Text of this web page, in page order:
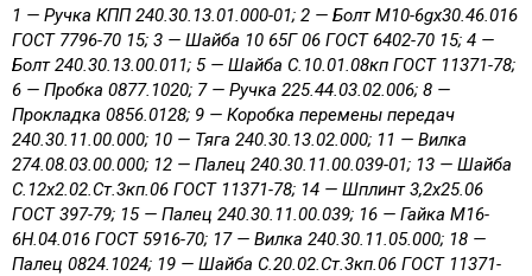
1 — Ручка КПП 240.30.13.01.000-01; 2 — Болт M10-6gx30.46.016
ГОСТ 7796-70 15; 3 — Шайба 10 65Г 06 ГОСТ 6402-70 15; 4 —
Болт 240.30.13.00.011; 5 — Шайба С.10.01.08кп ГОСТ 11371-78;
6 — Пробка 0877.1020; 7 — Ручка 225.44.03.02.006; 8 —
Прокладка 0856.0128; 9 — Коробка перемены передач
240.30.11.00.000; 10 — Тяга 240.30.13.02.000; 11 — Вилка
274.08.03.00.000; 12 — Палец 240.30.11.00.039-01; 13 — Шайба
С.12х2.02.Ст.3кп.06 ГОСТ 11371-78; 14 — Шплинт 3,2х25.06
ГОСТ 397-79; 15 — Палец 240.30.11.00.039; 16 — Гайка M16-
6Н.04.016 ГОСТ 5916-70; 17 — Вилка 240.30.11.05.000; 18 —
Палец 0824.1024; 19 — Шайба С.20.02.Ст.3кп.06 ГОСТ 11371-